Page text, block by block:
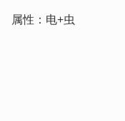
属性：电+虫